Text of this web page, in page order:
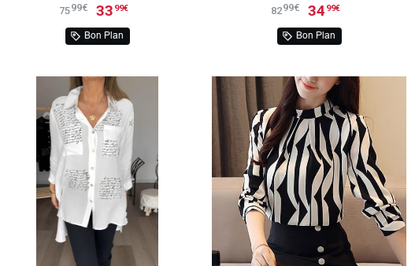
7599€ 33 99€
Bon Plan
8299€ 34 99€
Bon Plan